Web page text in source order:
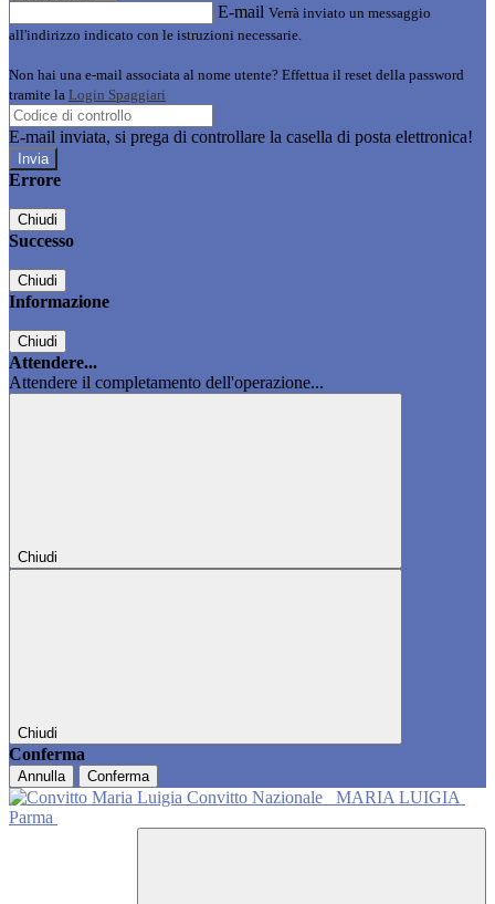
E-mail Verrà inviato un messaggio
all'indirizzo indicato con le istruzioni necessarie.
Non hai una e-mail associata al nome utente? Effettua il reset della password
tramite la Login Spaggiari
E-mail inviata, si prega di controllare la casella di posta elettronica!
Errore
Chiudi
Successo
Chiudi
Informazione
Chiudi
Attendere...
Attendere il completamento dell'operazione...
Chiudi
Chiudi
Conferma
Annulla Conferma
Convitto Nazionale
MARIA LUIGIA
Parma